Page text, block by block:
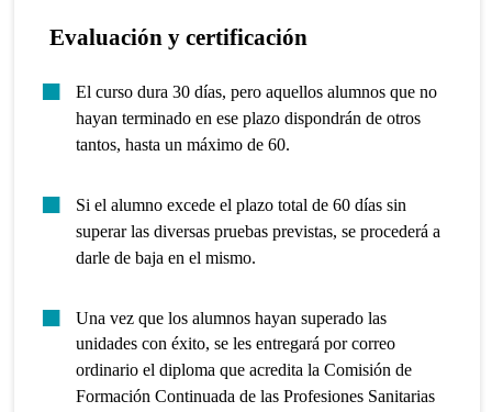
Evaluación y certificación
El curso dura 30 días, pero aquellos alumnos que no
hayan terminado en ese plazo dispondrán de otros
tantos, hasta un máximo de 60.
Si el alumno excede el plazo total de 60 días sin
superar las diversas pruebas previstas, se procederá a
darle de baja en el mismo.
Una vez que los alumnos hayan superado las
unidades con éxito, se les entregará por correo
ordinario el diploma que acredita la Comisión de
Formación Continuada de las Profesiones Sanitarias